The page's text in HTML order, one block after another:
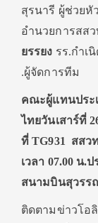
สุรนารี ผู้ช่วยหั
อำนวยการสส
ยรรยง รร.กำเ
.ผู้จัดการทีม
คณะผู้แทนประ
ไทยวันเสาร์ที่
ที่ TG931 สสว
เวลา 07.00 น.
สนามบินสุวรร
ติดตามข่าวโอ